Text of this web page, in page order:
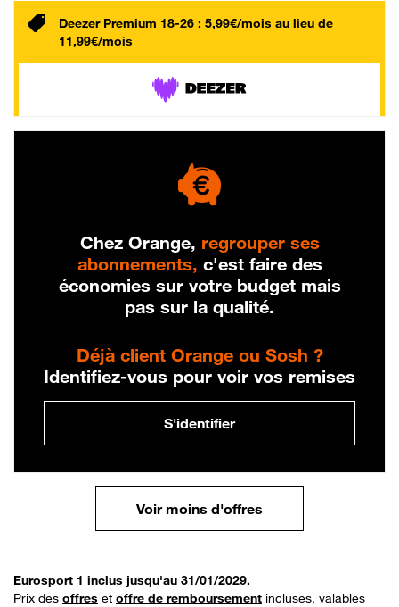
Deezer Premium 18-26 : 5,99€/mois au lieu de
11,99€/mois
Chez Orange, regrouper ses
abonnements, c'est faire des
économies sur votre budget mais
pas sur la qualité.
Déjà client Orange ou Sosh ?
Identifiez-vous pour voir vos remises
S'identifier
Voir moins d'offres
Eurosport 1 inclus jusqu'au 31/01/2029.
Prix des offres et offre de remboursement incluses, valables